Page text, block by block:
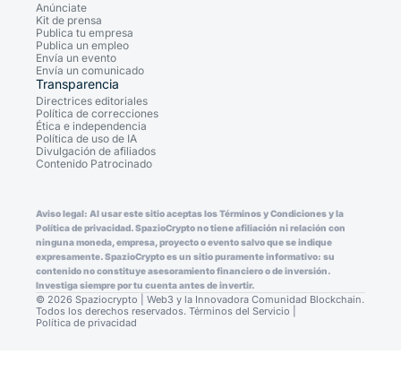
Anúnciate
Kit de prensa
Publica tu empresa
Publica un empleo
Envía un evento
Envía un comunicado
Transparencia
Directrices editoriales
Política de correcciones
Ética e independencia
Política de uso de IA
Divulgación de afiliados
Contenido Patrocinado
Aviso legal: Al usar este sitio aceptas los Términos y Condiciones y la
Política de privacidad. SpazioCrypto no tiene afiliación ni relación con
ninguna moneda, empresa, proyecto o evento salvo que se indique
expresamente. SpazioCrypto es un sitio puramente informativo: su
contenido no constituye asesoramiento financiero o de inversión.
Investiga siempre por tu cuenta antes de invertir.
© 2026 Spaziocrypto | Web3 y la Innovadora Comunidad Blockchain.
Todos los derechos reservados. Términos del Servicio
Política de privacidad